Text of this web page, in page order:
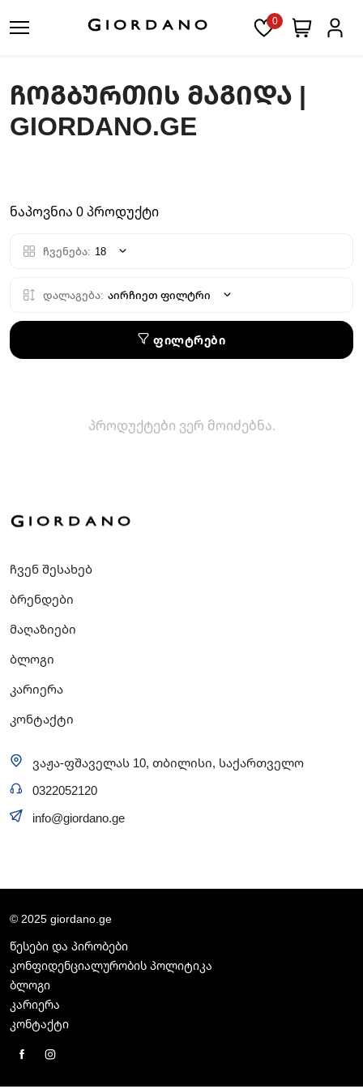
0
ᲩᲝᲒᲑᲣᲠᲗᲘᲡ ᲛᲐᲒᲘᲓᲐ |
GIORDANO.GE
ნაპოვნია 0 პროდუქტი
ჩვენება: 18
დალაგება: აირჩიეთ ფილტრი
ფილტრები
პროდუქტები ვერ მოიძებნა.
ჩვენ შესახებ
ბრენდები
მაღაზიები
ბლოგი
კარიერა
კონტაქტი
ვაჟა-ფშაველას 10, თბილისი, საქართველო
0322052120
info@giordano.ge
© 2025 giordano.ge
წესები და პირობები
კონფიდენციალურობის პოლიტიკა
ბლოგი
კარიერა
კონტაქტი